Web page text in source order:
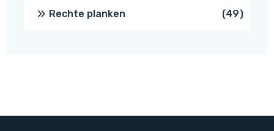
Rechte planken 4949